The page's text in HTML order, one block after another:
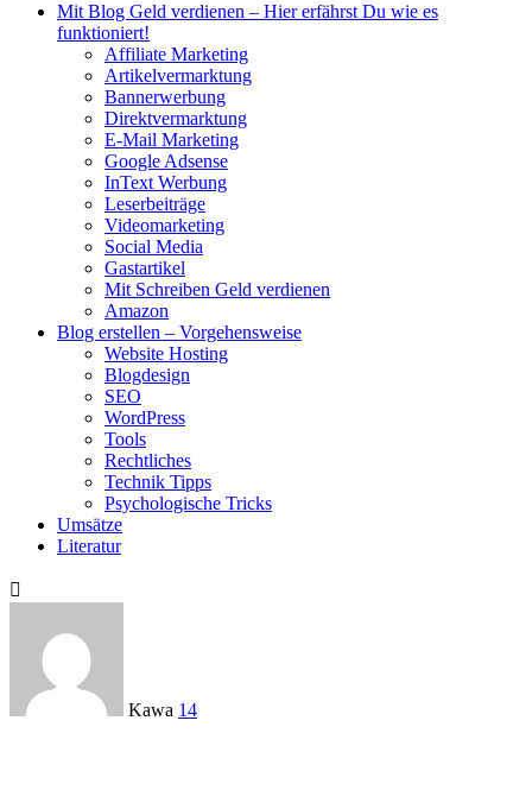
Mit Blog Geld verdienen – Hier erfährst Du wie es
funktioniert!
Affiliate Marketing
Artikelvermarktung
Bannerwerbung
Direktvermarktung
E-Mail Marketing
Google Adsense
InText Werbung
Leserbeiträge
Videomarketing
Social Media
Gastartikel
Mit Schreiben Geld verdienen
Amazon
Blog erstellen – Vorgehensweise
Website Hosting
Blogdesign
SEO
WordPress
Tools
Rechtliches
Technik Tipps
Psychologische Tricks
Umsätze
Literatur

Kawa 14